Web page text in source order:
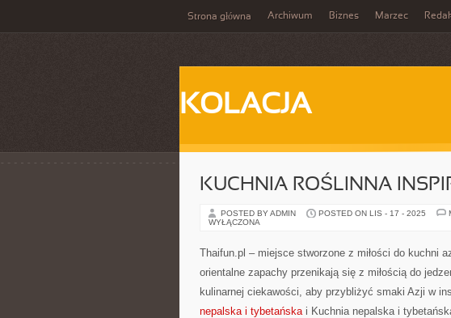
Strona główna Archiwum Biznes Marzec
KOLACJA
KUCHNIA ROŚLINNA
POSTED BY ADMIN POSTED ON LIS - 17 - 2025
WYŁĄCZONA
Thaifun.pl – miejsce stworzone z miłości do kuchni
orientalne zapachy przenikają się z miłością do
kulinarnej ciekawości, aby przybliżyć smaki Azji w
nepalska i tybetańskai Kuchnia nepalska i